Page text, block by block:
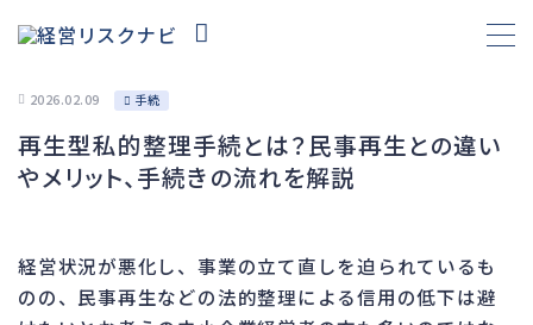
財務 663
資金繰り 192
資産売却 193
法務
2026.02.09 手続
再生型私的整理手続とは？民事再生との違い
やメリット、手続きの流れを解説
経営状況が悪化し、事業の立て直しを迫られているも
のの、民事再生などの法的整理による信用の低下は避